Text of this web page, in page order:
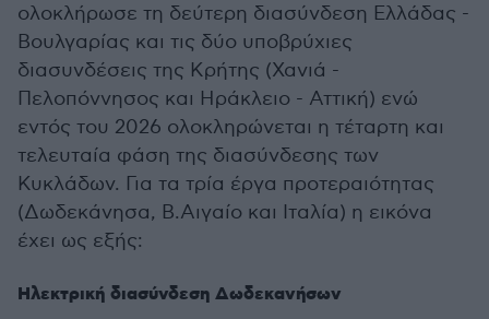
ολοκλήρωσε τη δεύτερη διασύνδεση Ελλάδας -
Βουλγαρίας και τις δύο υποβρύχιες
διασυνδέσεις της Κρήτης (Χανιά -
Πελοπόννησος και Ηράκλειο - Αττική) ενώ
εντός του 2026 ολοκληρώνεται η τέταρτη και
τελευταία φάση της διασύνδεσης των
Κυκλάδων. Για τα τρία έργα προτεραιότητας
(Δωδεκάνησα, Β.Αιγαίο και Ιταλία) η εικόνα
έχει ως εξής:
Ηλεκτρική διασύνδεση Δωδεκανήσων